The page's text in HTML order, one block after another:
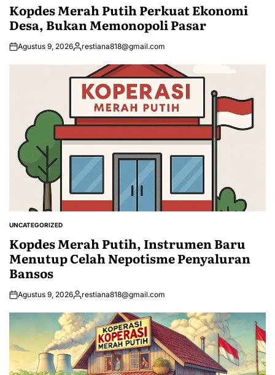
Kopdes Merah Putih Perkuat Ekonomi
Desa, Bukan Memonopoli Pasar
Agustus 9, 2026Posted
restiana818@gmail.com
POSTED
UNCATEGORIZED
Kopdes Merah Putih, Instrumen Baru
Menutup Celah Nepotisme Penyaluran
Bansos
Agustus 9, 2026Posted
restiana818@gmail.com